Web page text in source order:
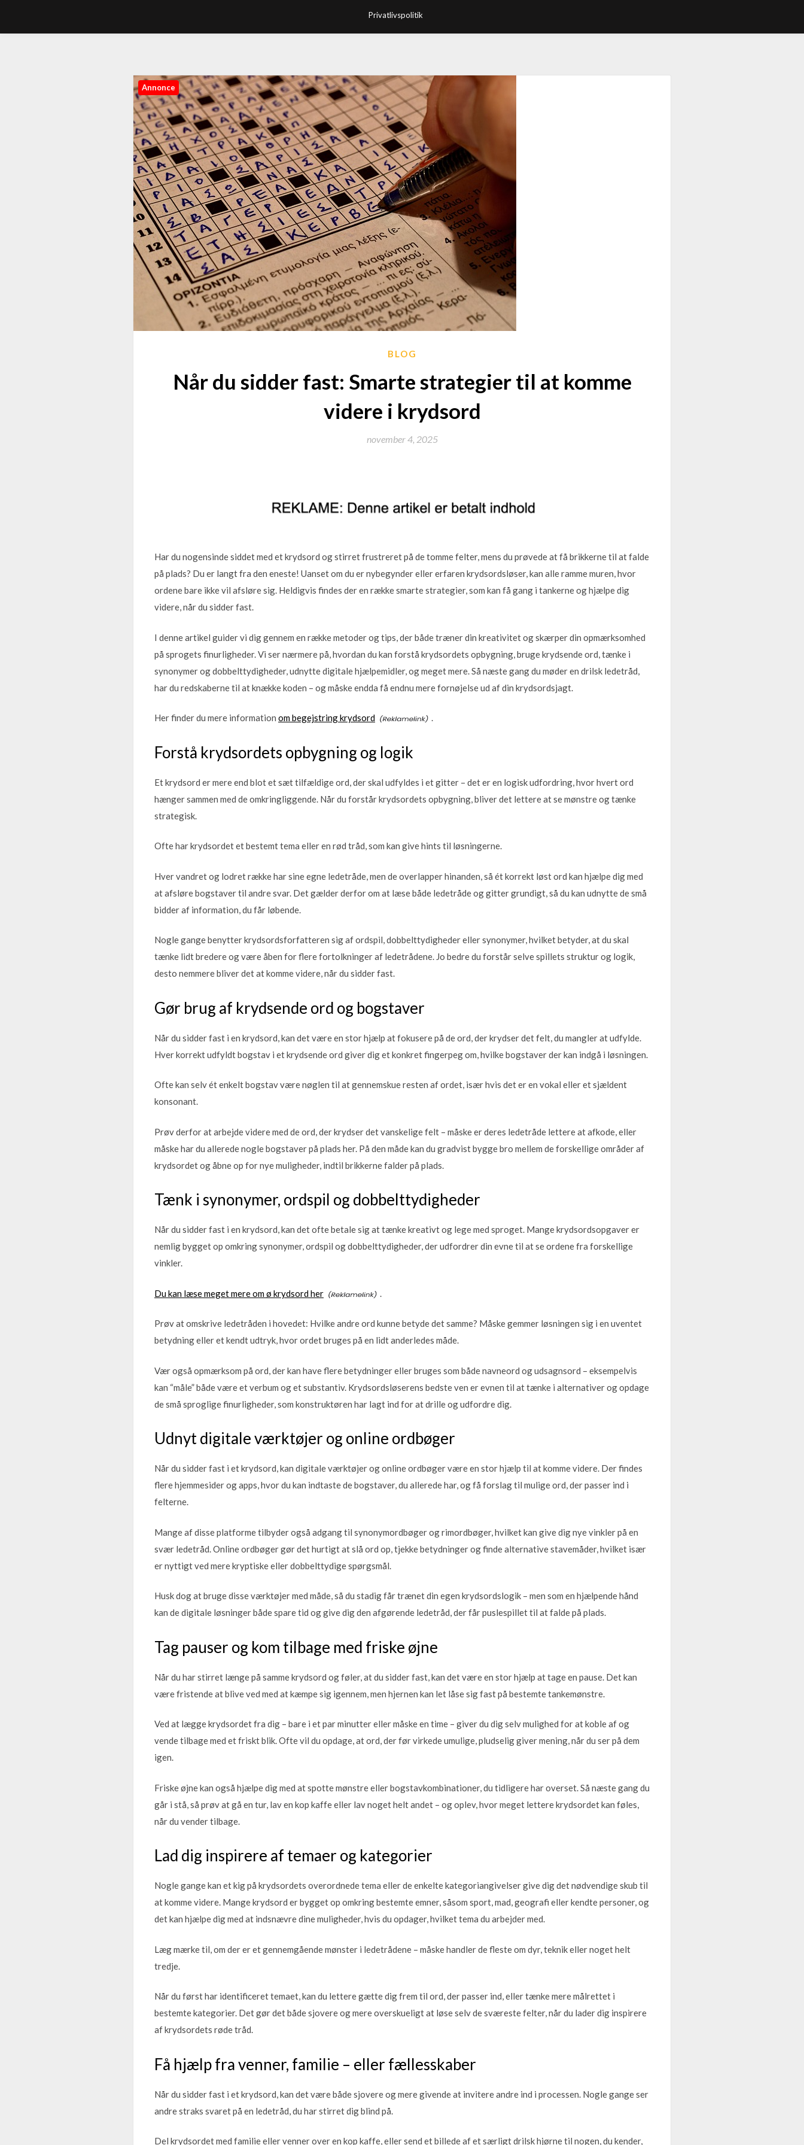
Privatlivspolitik
Annonce
BLOG
Når du sidder fast: Smarte strategier til at komme
videre i krydsord
november 4, 2025
Har du nogensinde siddet med et krydsord og stirret frustreret på de tomme felter, mens du prøvede at få brikkerne til at falde
på plads? Du er langt fra den eneste! Uanset om du er nybegynder eller erfaren krydsordsløser, kan alle ramme muren, hvor
ordene bare ikke vil afsløre sig. Heldigvis findes der en række smarte strategier, som kan få gang i tankerne og hjælpe dig
videre, når du sidder fast.
I denne artikel guider vi dig gennem en række metoder og tips, der både træner din kreativitet og skærper din opmærksomhed
på sprogets finurligheder. Vi ser nærmere på, hvordan du kan forstå krydsordets opbygning, bruge krydsende ord, tænke i
synonymer og dobbelttydigheder, udnytte digitale hjælpemidler, og meget mere. Så næste gang du møder en drilsk ledetråd,
har du redskaberne til at knække koden – og måske endda få endnu mere fornøjelse ud af din krydsordsjagt.
Her finder du mere information om begejstring krydsord .
Forstå krydsordets opbygning og logik
Et krydsord er mere end blot et sæt tilfældige ord, der skal udfyldes i et gitter – det er en logisk udfordring, hvor hvert ord
hænger sammen med de omkringliggende. Når du forstår krydsordets opbygning, bliver det lettere at se mønstre og tænke
strategisk.
Ofte har krydsordet et bestemt tema eller en rød tråd, som kan give hints til løsningerne.
Hver vandret og lodret række har sine egne ledetråde, men de overlapper hinanden, så ét korrekt løst ord kan hjælpe dig med
at afsløre bogstaver til andre svar. Det gælder derfor om at læse både ledetråde og gitter grundigt, så du kan udnytte de små
bidder af information, du får løbende.
Nogle gange benytter krydsordsforfatteren sig af ordspil, dobbelttydigheder eller synonymer, hvilket betyder, at du skal
tænke lidt bredere og være åben for flere fortolkninger af ledetrådene. Jo bedre du forstår selve spillets struktur og logik,
desto nemmere bliver det at komme videre, når du sidder fast.
Gør brug af krydsende ord og bogstaver
Når du sidder fast i en krydsord, kan det være en stor hjælp at fokusere på de ord, der krydser det felt, du mangler at udfylde.
Hver korrekt udfyldt bogstav i et krydsende ord giver dig et konkret fingerpeg om, hvilke bogstaver der kan indgå i løsningen.
Ofte kan selv ét enkelt bogstav være nøglen til at gennemskue resten af ordet, især hvis det er en vokal eller et sjældent
konsonant.
Prøv derfor at arbejde videre med de ord, der krydser det vanskelige felt – måske er deres ledetråde lettere at afkode, eller
måske har du allerede nogle bogstaver på plads her. På den måde kan du gradvist bygge bro mellem de forskellige områder af
krydsordet og åbne op for nye muligheder, indtil brikkerne falder på plads.
Tænk i synonymer, ordspil og dobbelttydigheder
Når du sidder fast i en krydsord, kan det ofte betale sig at tænke kreativt og lege med sproget. Mange krydsordsopgaver er
nemlig bygget op omkring synonymer, ordspil og dobbelttydigheder, der udfordrer din evne til at se ordene fra forskellige
vinkler.
Du kan læse meget mere om ø krydsord her
Prøv at omskrive ledetråden i hovedet: Hvilke andre ord kunne betyde det samme? Måske gemmer løsningen sig i en uventet
betydning eller et kendt udtryk, hvor ordet bruges på en lidt anderledes måde.
Vær også opmærksom på ord, der kan have flere betydninger eller bruges som både navneord og udsagnsord – eksempelvis
kan “måle” både være et verbum og et substantiv. Krydsordsløserens bedste ven er evnen til at tænke i alternativer og opdage
de små sproglige finurligheder, som konstruktøren har lagt ind for at drille og udfordre dig.
Udnyt digitale værktøjer og online ordbøger
Når du sidder fast i et krydsord, kan digitale værktøjer og online ordbøger være en stor hjælp til at komme videre. Der findes
flere hjemmesider og apps, hvor du kan indtaste de bogstaver, du allerede har, og få forslag til mulige ord, der passer ind i
felterne.
Mange af disse platforme tilbyder også adgang til synonymordbøger og rimordbøger, hvilket kan give dig nye vinkler på en
svær ledetråd. Online ordbøger gør det hurtigt at slå ord op, tjekke betydninger og finde alternative stavemåder, hvilket især
er nyttigt ved mere kryptiske eller dobbelttydige spørgsmål.
Husk dog at bruge disse værktøjer med måde, så du stadig får trænet din egen krydsordslogik – men som en hjælpende hånd
kan de digitale løsninger både spare tid og give dig den afgørende ledetråd, der får puslespillet til at falde på plads.
Tag pauser og kom tilbage med friske øjne
Når du har stirret længe på samme krydsord og føler, at du sidder fast, kan det være en stor hjælp at tage en pause. Det kan
være fristende at blive ved med at kæmpe sig igennem, men hjernen kan let låse sig fast på bestemte tankemønstre.
Ved at lægge krydsordet fra dig – bare i et par minutter eller måske en time – giver du dig selv mulighed for at koble af og
vende tilbage med et friskt blik. Ofte vil du opdage, at ord, der før virkede umulige, pludselig giver mening, når du ser på dem
igen.
Friske øjne kan også hjælpe dig med at spotte mønstre eller bogstavkombinationer, du tidligere har overset. Så næste gang du
går i stå, så prøv at gå en tur, lav en kop kaffe eller lav noget helt andet – og oplev, hvor meget lettere krydsordet kan føles,
når du vender tilbage.
Lad dig inspirere af temaer og kategorier
Nogle gange kan et kig på krydsordets overordnede tema eller de enkelte kategoriangivelser give dig det nødvendige skub til
at komme videre. Mange krydsord er bygget op omkring bestemte emner, såsom sport, mad, geografi eller kendte personer, og
det kan hjælpe dig med at indsnævre dine muligheder, hvis du opdager, hvilket tema du arbejder med.
Læg mærke til, om der er et gennemgående mønster i ledetrådene – måske handler de fleste om dyr, teknik eller noget helt
tredje.
Når du først har identificeret temaet, kan du lettere gætte dig frem til ord, der passer ind, eller tænke mere målrettet i
bestemte kategorier. Det gør det både sjovere og mere overskueligt at løse selv de sværeste felter, når du lader dig inspirere
af krydsordets røde tråd.
Få hjælp fra venner, familie – eller fællesskaber
Når du sidder fast i et krydsord, kan det være både sjovere og mere givende at invitere andre ind i processen. Nogle gange ser
andre straks svaret på en ledetråd, du har stirret dig blind på.
Del krydsordet med familie eller venner over en kop kaffe, eller send et billede af et særligt drilsk hjørne til nogen, du kender,